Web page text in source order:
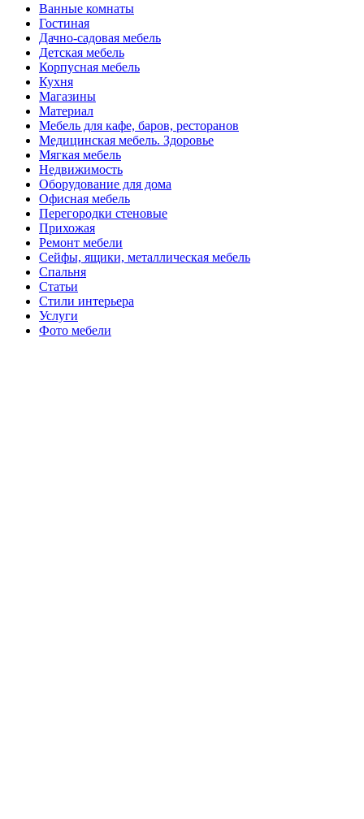
Ванные комнаты
Гостиная
Дачно-садовая мебель
Детская мебель
Корпусная мебель
Кухня
Магазины
Материал
Мебель для кафе, баров, ресторанов
Медицинская мебель. Здоровье
Мягкая мебель
Недвижимость
Оборудование для дома
Офисная мебель
Перегородки стеновые
Прихожая
Ремонт мебели
Сейфы, ящики, металлическая мебель
Спальня
Статьи
Стили интерьера
Услуги
Фото мебели